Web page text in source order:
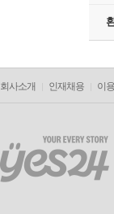
회사소개 인재채용 이